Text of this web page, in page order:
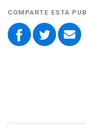
COMPARTE ESTA